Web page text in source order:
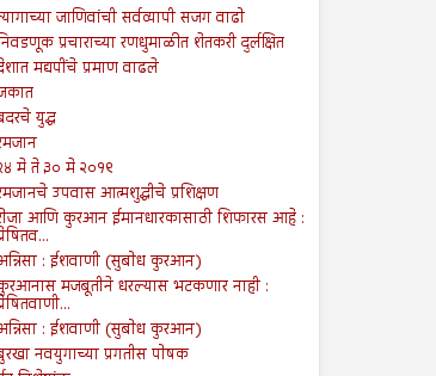
जाणिवांची सर्वव्यापी सजग वाढो
प्रचाराच्या रणधुमाळीत शेतकरी दुर्लक्षित
मद्यपींचे प्रमाण वाढले
युद्ध
मे ते ३० मे २०१९
उपवास आत्मशुद्धीचे प्रशिक्षण
आणि कुरआन ईमानधारकासाठी शिफारस आहे :
: ईशवाणी (सुबोध कुरआन)
मजबूतीने धरल्यास भटकणार नाही :
: ईशवाणी (सुबोध कुरआन)
नवयुगाच्या प्रगतीस पोषक